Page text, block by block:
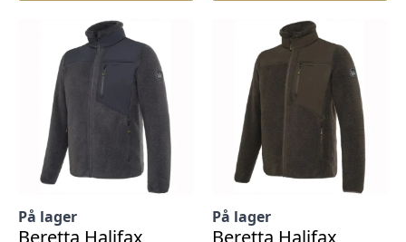
varianter.
Alternativene
velges
produktsiden
varianter.
Alternativene
velges
produktsiden
På lager På lager